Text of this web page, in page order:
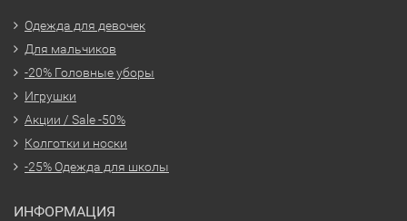
Одежда для девочек
Для мальчиков
-20% Головные уборы
Игрушки
Акции / Sale -50%
Колготки и носки
-25% Одежда для школы
ИНФОРМАЦИЯ